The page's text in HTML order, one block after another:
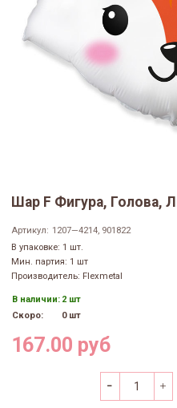
Шар F Фигура, Голова,
Артикул: 1207—4214, 901822
В упаковке: 1 шт.
Мин. партия: 1 шт
Производитель: Flexmetal
В наличии: 2 шт
Скоро:
0 шт
167.00 руб